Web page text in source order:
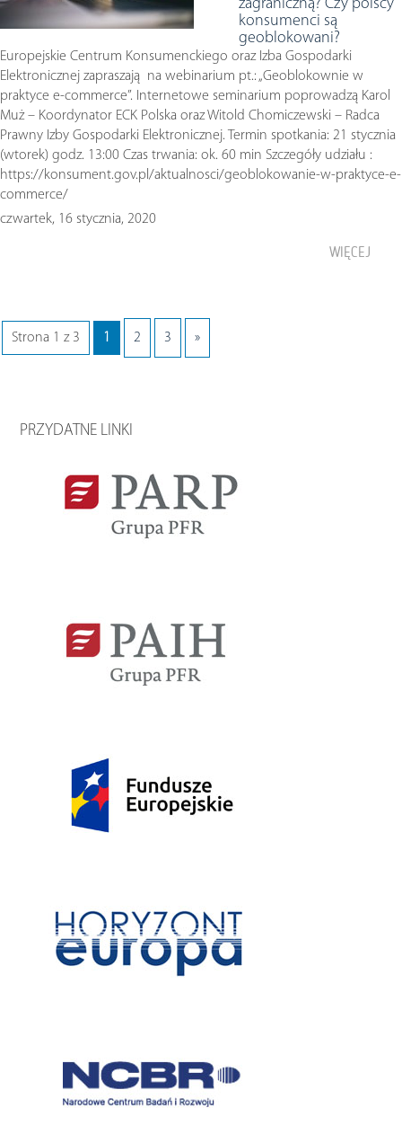
zagraniczną? Czy polscy
konsumenci są
geoblokowani?
Europejskie Centrum Konsumenckiego oraz Izba Gospodarki
Elektronicznej zapraszają na webinarium pt.: „Geoblokownie w
praktyce e-commerce”. Internetowe seminarium poprowadzą Karol
Muż – Koordynator ECK Polska oraz Witold Chomiczewski – Radca
Prawny Izby Gospodarki Elektronicznej. Termin spotkania: 21 stycznia
(wtorek) godz. 13:00 Czas trwania: ok. 60 min Szczegóły udziału :
https://konsument.gov.pl/aktualnosci/geoblokowanie-w-praktyce-e-
commerce/
czwartek, 16 stycznia, 2020
WIĘCEJ
Strona 1 z 3 1 2 3 »
PRZYDATNE LINKI